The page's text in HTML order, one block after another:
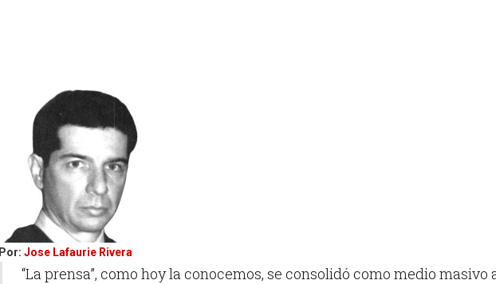
BIGGER
Por: Jose Lafaurie Rivera
“La prensa”, como hoy la conocemos, se consolidó como medio masivo